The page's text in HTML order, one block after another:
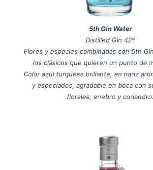
5th Gin Water
Distilled Gin 42º
Flores y especies combinadas con 5th
los clásicos que quieren un punto de
Color azul turquesa brillante, en nariz
y especiados, agradable en boca con
florales, enebro y coriandro.